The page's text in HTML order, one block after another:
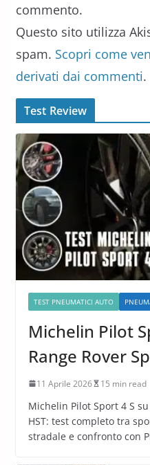
commento.
Questo sito utilizza
spam. Scopri come
derivati dai commenti.
Test Review
TEST PNEUMATICI AUTO
Michelin Pilot
Range Rover
11 Aprile 2026 15 min read
Michelin Pilot Sport 4 S
HST: test completo tra
stradale e confronto con